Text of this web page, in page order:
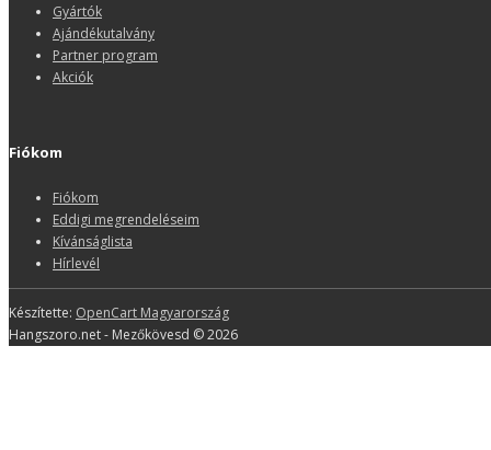
Gyártók
Ajándékutalvány
Partner program
Akciók
Fiókom
Fiókom
Eddigi megrendeléseim
Kívánságlista
Hírlevél
Készítette: OpenCart Magyarország
Hangszoro.net - Mezőkövesd © 2026